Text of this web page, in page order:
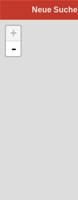
Neue Suche
+
-